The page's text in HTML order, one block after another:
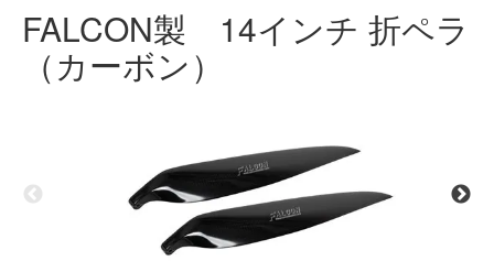
FALCON製 14インチ 折ペラ
（カーボン）